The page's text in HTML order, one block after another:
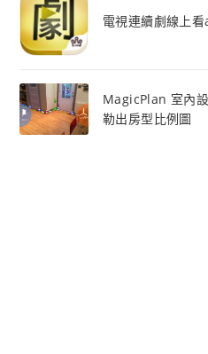
電視連續劇線上
MagicPlan 室內
勒出房型比例圖